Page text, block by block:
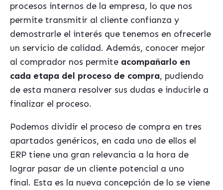
procesos internos de la empresa, lo que nos
permite transmitir al cliente confianza y
demostrarle el interés que tenemos en ofrecerle
un servicio de calidad. Además, conocer mejor
al comprador nos permite acompañarlo en
cada etapa del proceso de compra, pudiendo
de esta manera resolver sus dudas e inducirle a
finalizar el proceso.
Podemos dividir el proceso de compra en tres
apartados genéricos, en cada uno de ellos el
ERP tiene una gran relevancia a la hora de
lograr pasar de un cliente potencial a uno
final. Esta es la nueva concepción de lo se viene